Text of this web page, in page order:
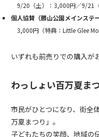
9/20（土）：3,000円／9/21
個人協賛（勝山公園メインステー
3,000円（特典：Little Glee
いずれも前売りでの購入が
わっしょい百万夏ま
市民がひとつになり、街全
万夏まつり」。
子どもたちの笑顔、地域の